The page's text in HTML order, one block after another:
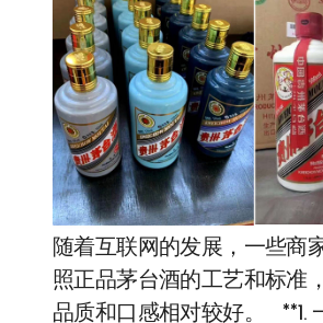
随着互联网的发展，一些商
照正品茅台酒的工艺和标准
品质和口感相对较好。 **1.